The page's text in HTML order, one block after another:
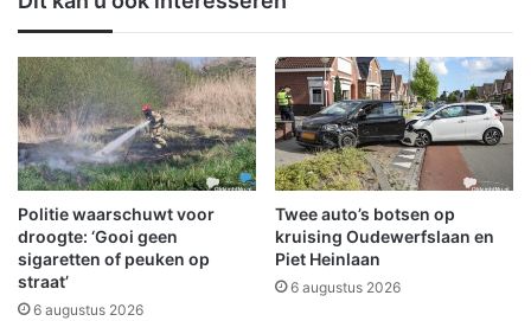
e
k
k
a
g
e
w
i
n
n
e
n
f
i
n
a
l
e
s
Politie waarschuwt voor
droogte: ‘Gooi geen
sigaretten of peuken op
straat’
6 augustus 2026
Twee auto’s botsen op
kruising Oudewerfslaan en
Piet Heinlaan
6 augustus 2026